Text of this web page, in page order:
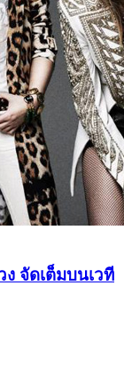
จัดเต็มบนเวที